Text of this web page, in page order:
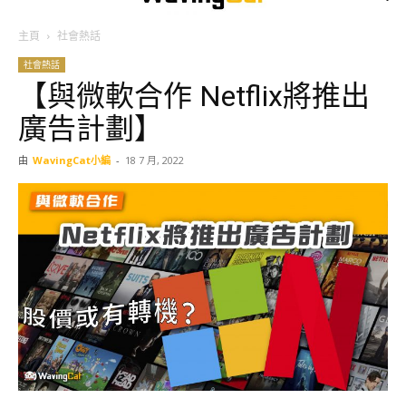
主頁 社會熱話
社會熱話
【與微軟合作 Netflix將推出
廣告計劃】
由 WavingCat小編 - 18 7 月, 2022